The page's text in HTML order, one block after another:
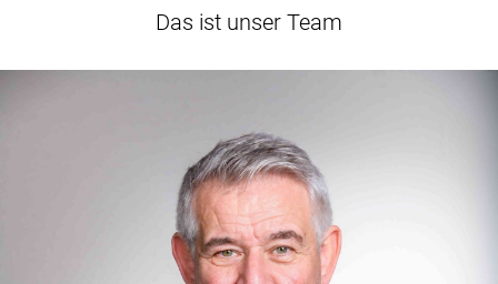
Das ist unser Team